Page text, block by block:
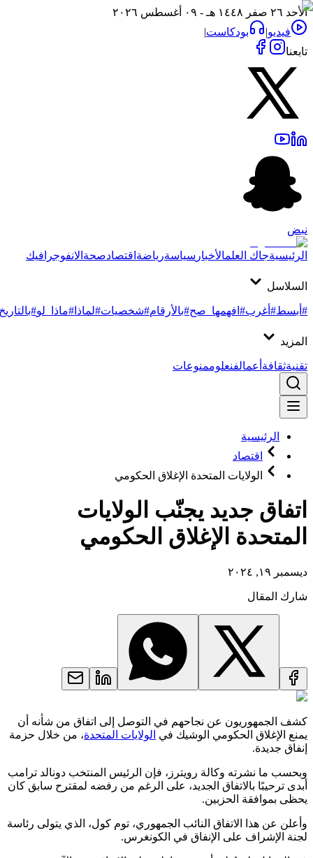
الأحد ٢٦ صفر ١٤٤٨ هـ - ٠٩ أغسطس ٢٠٢٦
فيديو| بودكاست|
تابعنا
نبض
الرئيسيةجاك العلمالأخبار سياسةرياضةاقتصادصحةالانفوجرافيك
السلاسل
#أبسط#أغرب#افهمها_صح#بالأرقام#شخصيات#لماذا #ماذا_لو#بالتاريخ
المزيد
تقنيةثقافةأعمالفنعلوممنوعات
الرئيسية
اقتصاد
الولايات المتحدة الإغلاق الحكومي
اتفاق جديد يجنّب الولايات
المتحدة الإغلاق الحكومي
ديسمبر ١٩, ٢٠٢٤
شارك المقال
كشف الجمهوريون عن نجاحهم في التوصل إلى اتفاق من شأنه أن
يمنع الإغلاق الحكومي الوشيك في الولايات المتحدة، من خلال حزمة
إنفاق جديدة.
وبحسب ما نشرته وكالة رويترز، فإن الرئيس المنتخب دونالد ترامب
أبدى ترحيبًا بالاتفاق الجديد، على الرغم من رفضه لمقترح سابق كان
يحظى بموافقة الحزبين.
وأعلن عن هذا الاتفاق النائب الجمهوري، توم كول، الذي يتولى رئاسة
لجنة الإشراف على الإنفاق في الكونغرس.